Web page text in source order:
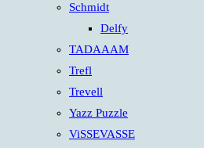
Schmidt
Delfy
TADAAAM
Trefl
Trevell
Yazz Puzzle
ViSSEVASSE